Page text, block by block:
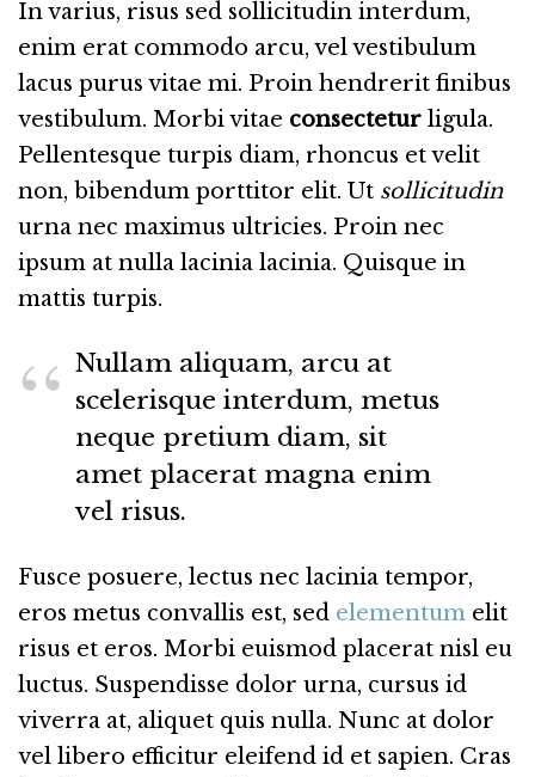
In varius, risus sed sollicitudin interdum,
enim erat commodo arcu, vel vestibulum
lacus purus vitae mi. Proin hendrerit finibus
vestibulum. Morbi vitae consectetur ligula.
Pellentesque turpis diam, rhoncus et velit
non, bibendum porttitor elit. Ut sollicitudin
urna nec maximus ultricies. Proin nec
ipsum at nulla lacinia lacinia. Quisque in
mattis turpis.
Nullam aliquam, arcu at
scelerisque interdum, metus
neque pretium diam, sit
amet placerat magna enim
vel risus.
Fusce posuere, lectus nec lacinia tempor,
eros metus convallis est, sed elementum elit
risus et eros. Morbi euismod placerat nisl eu
luctus. Suspendisse dolor urna, cursus id
viverra at, aliquet quis nulla. Nunc at dolor
vel libero efficitur eleifend id et sapien. Cras